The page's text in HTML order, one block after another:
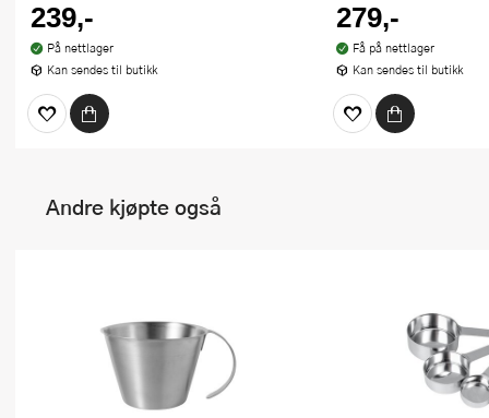
239,-
På nettlager
Kan sendes til butikk
279,-
Få på nettlager
Kan sendes til butikk
Andre kjøpte også